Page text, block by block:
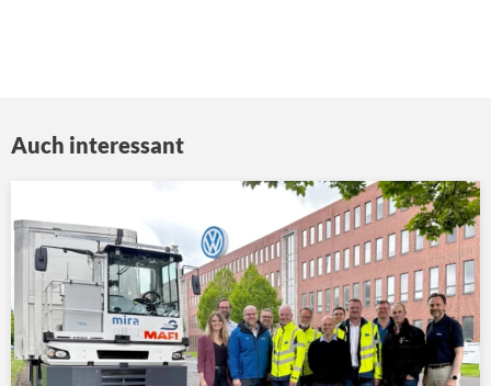
Auch interessant